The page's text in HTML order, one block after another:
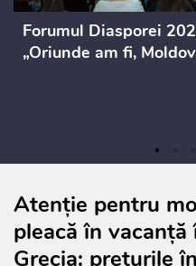
Forumul Diasporei
„Oriunde am fi,
Atenție pentru
pleacă în
Grecia: prețurile